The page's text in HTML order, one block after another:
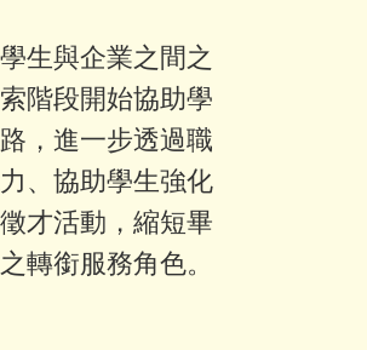
生與企業之間之
階段開始協助學
，進一步透過職
、協助學生強化
才活動，縮短畢
轉銜服務角色。